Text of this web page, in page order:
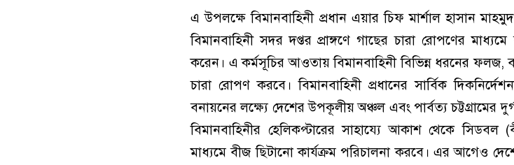
এ উপলক্ষে বিমানবাহিনী প্রধান এয়ার চিফ মার্শাল হাসান
বিমানবাহিনী সদর দপ্তর প্রাঙ্গণে গাছের চারা রোপণের
করেন। এ কর্মসূচির আওতায় বিমানবাহিনী বিভিন্ন ধরনের
চারা রোপণ করবে। বিমানবাহিনী প্রধানের সার্বিক
বনায়নের লক্ষ্যে দেশের উপকূলীয় অঞ্চল এবং পার্বত্য চট্টগ্রামের
বিমানবাহিনীর হেলিকপ্টারের সাহায্যে আকাশ থেকে সিডবল
মাধ্যমে বীজ ছিটানো কার্যক্রম পরিচালনা করবে। এর আগেও